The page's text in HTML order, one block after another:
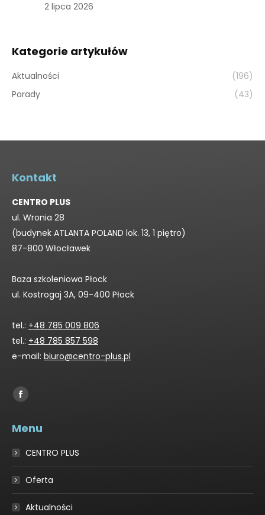
2 lipca 2026
Kategorie artykułów
Aktualności
(196)
Porady
(43)
Kontakt
CENTRO PLUS
ul. Wronia 28
(budynek ATLANTA POLAND lok. 13, 1 piętro)
87-800 Włocławek
Baza szkoleniowa Płock
ul. Kostrogaj 3A, 09-400 Płock
tel.: +48 785 009 806
tel.: +48 785 857 598
e-mail: biuro@centro-plus.pl
Find us on:
Facebook
opens
in
window
Menu
CENTRO PLUS
Oferta
Aktualności